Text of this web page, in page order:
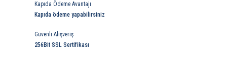
Kapıda Ödeme Avantajı
Kapıda ödeme yapabilirsiniz
Güvenli Alışveriş
256Bit SSL Sertifikası